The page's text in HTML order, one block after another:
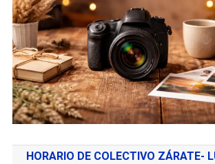
HORARIO DE COLECTIVO ZÁRATE-